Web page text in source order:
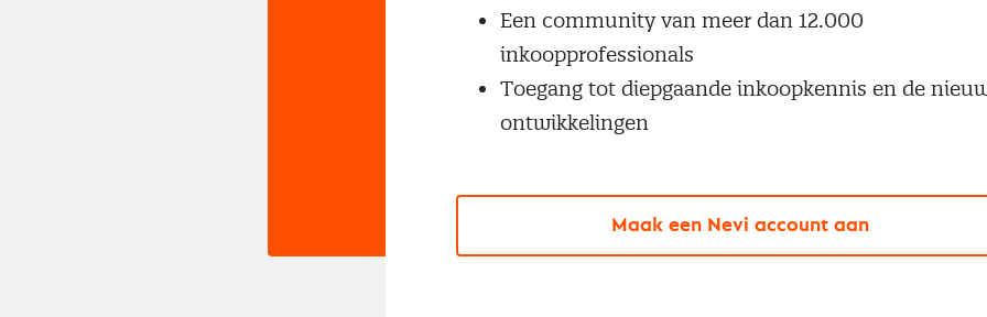
Een community van meer dan 12.000
inkoopprofessionals
Toegang tot diepgaande inkoopkennis en de
ontwikkelingen
Maak een Nevi account aan